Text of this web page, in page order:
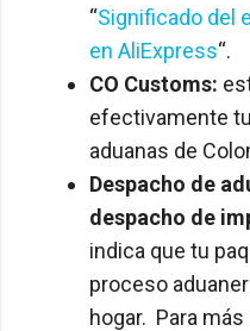
“Significado del
en AliExpress“.
CO Customs:
efectivamente
aduanas de
Despacho de
despacho de
indica que tu
proceso
hogar. Para